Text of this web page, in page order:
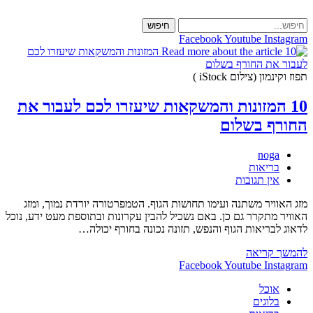
to
content
חיפוש
FacebookYoutube Instagram
תפוז וקינמון (צילום iStock )
10 המזונות והמשקאות שיעזרו לכם לעבור את
החורף בשלום
מחבר:
noga
קטגוריה:
בריאות
תגובות:
אין תגובות
מזג האוויר משתנה ועימו תחושות הגוף. הטמפרטורה יורדת נמוך, ומזג
האוויר מתקרר גם כן. באם נשכיל להבין עקרונות ובתוספת מעט ידע, נוכל
לדאוג לבריאות הגוף והנפש, תזונה נכונה בחורף יכולה…
להמשך קריאה10
המזונותFacebookYoutube Instagram
אוכל
בלוגים